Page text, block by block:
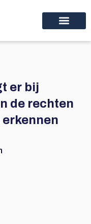
er bij
de rechten